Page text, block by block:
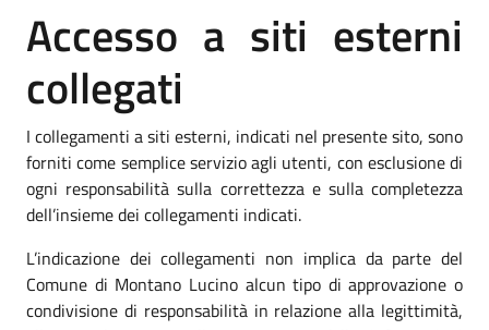
Accesso a siti esterni
collegati
I collegamenti a siti esterni, indicati nel presente sito, sono
forniti come semplice servizio agli utenti, con esclusione di
ogni responsabilità sulla correttezza e sulla completezza
dell’insieme dei collegamenti indicati.
L’indicazione dei collegamenti non implica da parte del
Comune di Montano Lucino alcun tipo di approvazione o
condivisione di responsabilità in relazione alla legittimità,